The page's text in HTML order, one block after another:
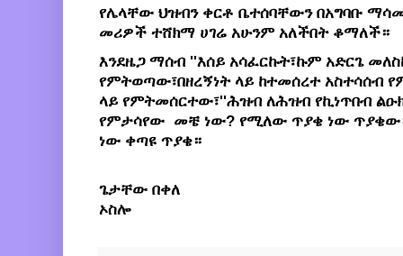
የሌላቸው ህዝብን ቀርቶ ቤተሰባቸውን በአግባቡ
መሪዎች ተሸክማ ሀገሬ አሁንም አለችበት ቆማለች።
እንደዜጋ ማሰብ ''እሰይ አሳፈርኩት፣ኩም አድርጌ
የምትወጣው፣በዘረኝነት ላይ ከተመሰረተ አስተሳሰብ
ላይ የምትመሰርተው፣''ሕዝብ ለሕዝብ የኪነጥበብ
የምታሳየው መቼ ነው? የሚለው ጥያቄ ነው
ነው ቀጣዩ ጥያቄ።
ጌታቸው በቀለ
ኦስሎ